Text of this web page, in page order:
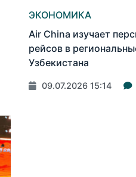
ЭКОНОМИКА
Air China изучает
рейсов в
Узбекистана
09.07.2026 15:14